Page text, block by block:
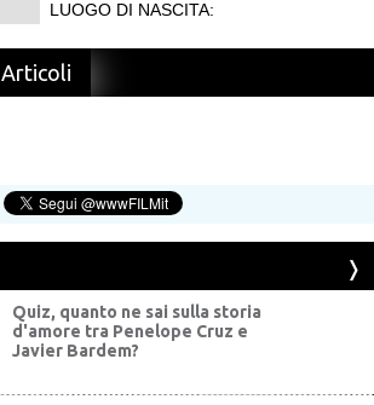
LUOGO DI NASCITA:
Articoli
Quiz, quanto ne sai sulla storia
d'amore tra Penelope Cruz e
Javier Bardem?